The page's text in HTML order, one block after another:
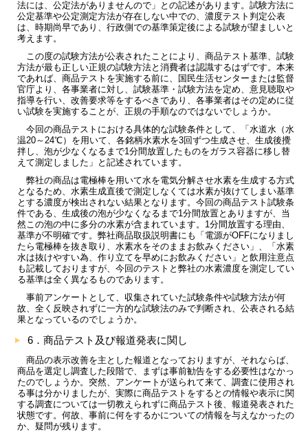
法には、公定法がありませんので」との記述があります。試験方法に
公定基準や公定測定方法が存在しない中での、濃度テスト判定公表
は、時期尚早であり、行政側での基準策定後による試験が望ましいと
考えます。
この度の試験方法が公表されたことにより、商品テスト基準、試験
方法が最も正しい正規の試験方法と消費者は認識するはずです。本来
であれば、商品テストを実施する前に、国民生活センターまたは監督
官庁より、各事業者に対し、試験基準・試験方法を定め、意見聴取や
指導を行い、改善要求等をするべきであり、各事業者はその定めに従
い試験を実施することが、正規の手順なのではないでしょうか。
今回の商品テストにおける具体的な試験条件として、「水道水（水
温20～24℃）を用いて、各銘柄水素水を3回ずつ生成させ、生成後攪
拌し、泡が少なくなるまで1分間放置したものをガラス容器に移し替
えて測定しました」と記述されています。
弊社の商品は電極棒を用いて水を電気分解させ水素を生成する方式
となるため、水素生成直後で測定しなくては水素が抜けてしまい基準
とする濃度が検出されない結果となります。今回の商品テスト試験条
件である、生成後の泡が少なくなるまで1分間放置とありますが、当
然この泡の中に多分の水素が含まれています。1分間放置する理由、
基準が不明確です。弊社商品取扱説明書にも「電源がOFFになりまし
たら電極棒を抜き取り、水素水をそのままお飲みください」、「水素
水は抜けやすい為、作り立てを早めにお飲みください」と飲用注意点
も記載しておりますが、今回のテストと弊社の水素濃度を測定してい
る基準は全く異なるものであります。
事前アンケートとして、収集されていた試験条件や試験方法が何
故、全く反映されずに一方的な試験法のみで判断され、公表される結
果となっているのでしょうか。
6．商品テスト及び報道発表に関し
商品の表示改善を主とした報道となっておりますが、それならば、
商品を選定し調査した段階で、まずは事前勧告をする必要性はなかっ
たのでしょうか。突然、アンケートが送られて来て、調査に使用され
る事は分かりましたが、実際に商品テストをするとの情報や表示に関
する調査については一切教えられずに商品テスト後、報道発表された
状態です。何故、事前に何をするかについての情報を与えなかったの
か、疑問が残ります。